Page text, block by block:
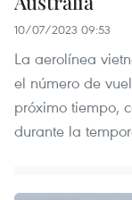
10/07/2023 09:53
La aerolínea
el número de
próximo tiempo,
durante la